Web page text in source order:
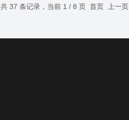
共 37 条记录，当前 1 / 8 页 首页 上一页